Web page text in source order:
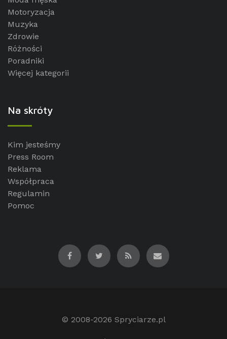
Motoryzacja
Muzyka
Zdrowie
Różności
Poradniki
Więcej kategorii
Na skróty
Kim jesteśmy
Press Room
Reklama
Współpraca
Regulamin
Pomoc
© 2008-2026 Spryciarze.pl